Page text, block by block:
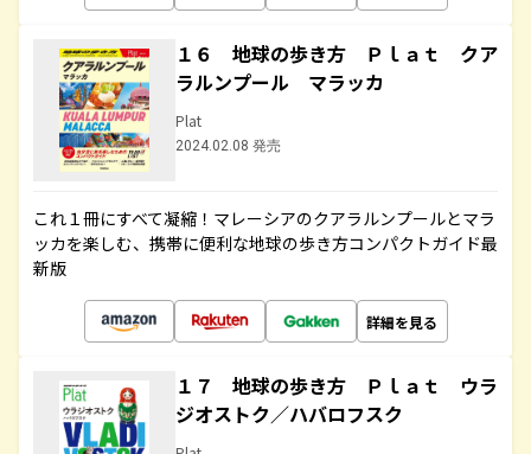
１６ 地球の歩き方 Ｐｌａｔ クア
ラルンプール マラッカ
Plat
2024.02.08 発売
これ１冊にすべて凝縮！マレーシアのクアラルンプールとマラ
ッカを楽しむ、携帯に便利な地球の歩き方コンパクトガイド最
新版
詳細を見る
１７ 地球の歩き方 Ｐｌａｔ ウラ
ジオストク／ハバロフスク